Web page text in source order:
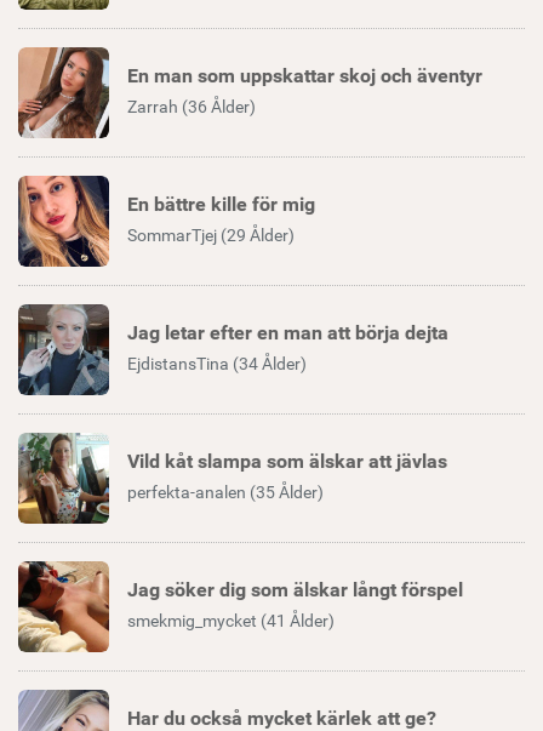
En man som uppskattar skoj och äventyr
Zarrah (36 Ålder)
En bättre kille för mig
SommarTjej (29 Ålder)
Jag letar efter en man att börja dejta
EjdistansTina (34 Ålder)
Vild kåt slampa som älskar att jävlas
perfekta-analen (35 Ålder)
Jag söker dig som älskar långt förspel
smekmig_mycket (41 Ålder)
Har du också mycket kärlek att ge?